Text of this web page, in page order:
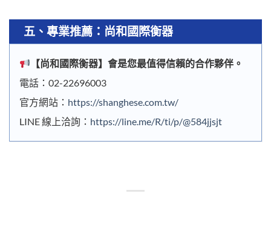
五、 專業推薦：尚和國際衡器
【尚和國際衡器】會是您最值得信賴的合作夥伴。
電話：02-22696003
官方網站： https://shanghese.com.tw/
LINE 線上洽詢： https://line.me/R/ti/p/@584jjsjt